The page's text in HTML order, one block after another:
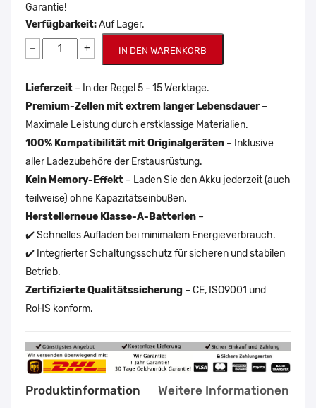
Garantie!
Verfügbarkeit:Auf Lager.
− + IN DEN WARENKORB
Lieferzeit – In der Regel 5 - 15 Werktage.
Premium-Zellen mit extrem langer Lebensdauer–
Maximale Leistung durch erstklassige Materialien.
100% Kompatibilität mit Originalgeräten – Inklusive
aller Ladezubehöre der Erstausrüstung.
Kein Memory-Effekt – Laden Sie den Akku jederzeit (auch
teilweise) ohne Kapazitätseinbußen.
Herstellerneue Klasse-A-Batterien –
✔️ Schnelles Aufladen bei minimalem Energieverbrauch.
✔️ Integrierter Schaltungsschutz für sicheren und stabilen
Betrieb.
Zertifizierte Qualitätssicherung – CE, ISO9001 und
RoHS konform.
Produktinformation Weitere Informationen